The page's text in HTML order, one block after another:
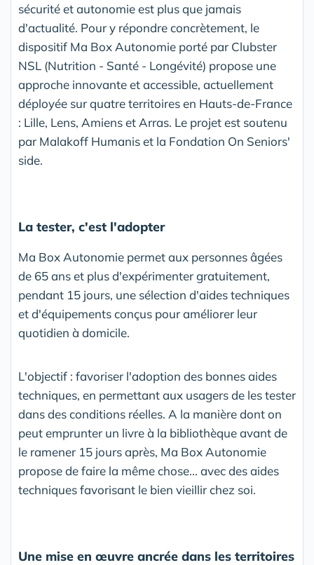
sécurité et autonomie est plus que jamais
d'actualité. Pour y répondre concrètement, le
dispositif Ma Box Autonomie porté par Clubster
NSL (Nutrition - Santé - Longévité) propose une
approche innovante et accessible, actuellement
déployée sur quatre territoires en Hauts-de-France
: Lille, Lens, Amiens et Arras. Le projet est soutenu
par Malakoff Humanis et la Fondation On Seniors'
side.
La tester, c'est l'adopter
Ma Box Autonomie permet aux personnes âgées
de 65 ans et plus d'expérimenter gratuitement,
pendant 15 jours, une sélection d'aides techniques
et d'équipements conçus pour améliorer leur
quotidien à domicile.
L'objectif : favoriser l'adoption des bonnes aides
techniques, en permettant aux usagers de les tester
dans des conditions réelles. A la manière dont on
peut emprunter un livre à la bibliothèque avant de
le ramener 15 jours après, Ma Box Autonomie
propose de faire la même chose... avec des aides
techniques favorisant le bien vieillir chez soi.
Une mise en œuvre ancrée dans les territoires